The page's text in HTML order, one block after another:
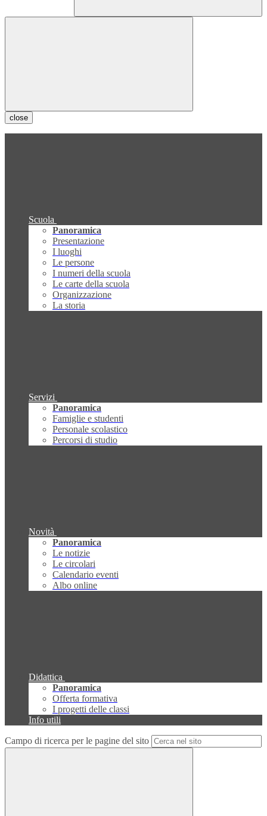
close
Scuola
Panoramica
Presentazione
I luoghi
Le persone
I numeri della scuola
Le carte della scuola
Organizzazione
La storia
Servizi
Panoramica
Famiglie e studenti
Personale scolastico
Percorsi di studio
Novità
Panoramica
Le notizie
Le circolari
Calendario eventi
Albo online
Didattica
Panoramica
Offerta formativa
I progetti delle classi
Info utili
Campo di ricerca per le pagine del sito